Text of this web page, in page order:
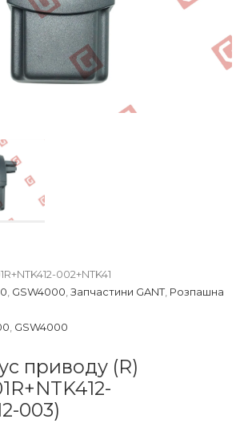
002+NTK41
, GSW4000,Запчастини GANT, Розпашна
, GSW4000
приводу (R)
003)